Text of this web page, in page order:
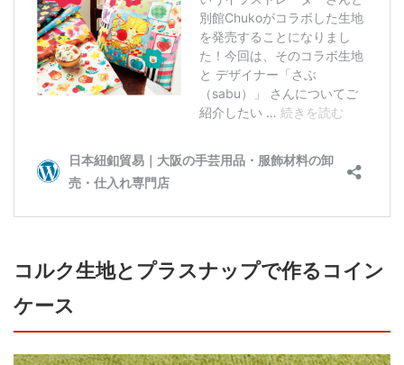
コルク生地とプラスナップで作るコイン
ケース